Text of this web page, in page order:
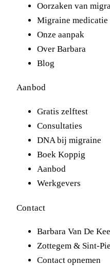
Oorzaken van
Migraine medicatie
Onze aanpak
Over Barbara
Blog
Aanbod
Gratis zelftest
Consultaties
DNA bij migraine
Boek Koppig
Aanbod
Werkgevers
Contact
Barbara Van De
Zottegem & Sint-
Contact opnemen